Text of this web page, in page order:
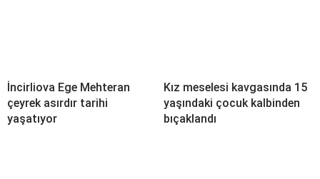
İncirliova Ege Mehteran
çeyrek asırdır tarihi
yaşatıyor
Kız meselesi kavgasında 15
yaşındaki çocuk kalbinden
bıçaklandı